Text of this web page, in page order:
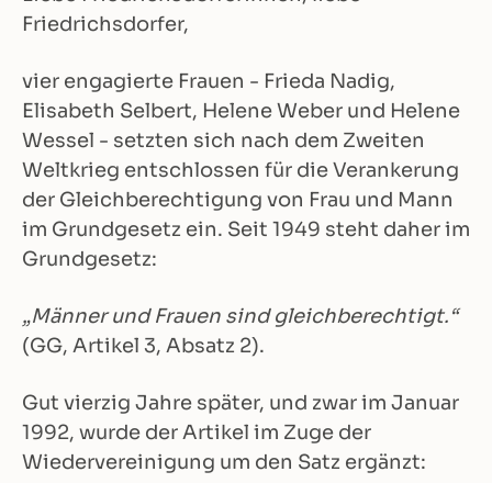
Friedrichsdorfer,
vier engagierte Frauen - Frieda Nadig,
Elisabeth Selbert, Helene Weber und Helene
Wessel - setzten sich nach dem Zweiten
Weltkrieg entschlossen für die Verankerung
der Gleichberechtigung von Frau und Mann
im Grundgesetz ein. Seit 1949 steht daher im
Grundgesetz:
„Männer und Frauen sind gleichberechtigt.“
(GG, Artikel 3, Absatz 2).
Gut vierzig Jahre später, und zwar im Januar
1992, wurde der Artikel im Zuge der
Wiedervereinigung um den Satz ergänzt: